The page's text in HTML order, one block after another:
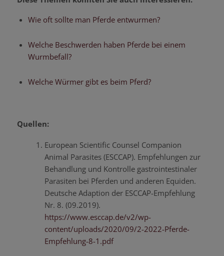
Wie oft sollte man Pferde entwurmen?
Welche Beschwerden haben Pferde bei einem
Wurmbefall?
Welche Würmer gibt es beim Pferd?
Quellen:
European Scientific Counsel Companion
Animal Parasites (ESCCAP). Empfehlungen zur
Behandlung und Kontrolle gastrointestinaler
Parasiten bei Pferden und anderen Equiden.
Deutsche Adaption der ESCCAP-Empfehlung
Nr. 8. (09.2019).
https://www.esccap.de/v2/wp-
content/uploads/2020/09/2-2022-Pferde-
Empfehlung-8-1.pdf